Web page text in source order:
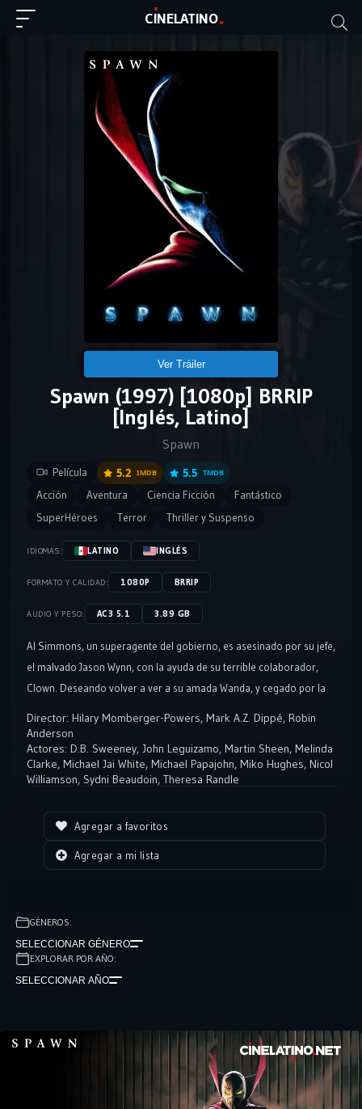
CINELATINO
Ver Tráiler
Spawn (1997) [1080p] BRRIP
[Inglés, Latino]
Spawn
Película 5.2 IMDB 5.5 TMDB
Acción Aventura Ciencia Ficción
Fantástico
SuperHéroes
Terror Thriller y Suspenso
IDIOMAS: LATINO INGLÉS
FORMATO Y CALIDAD: 1080P BRRIP
AUDIO Y PESO: AC3 5.1 3.89 GB
Al Simmons, un superagente del gobierno, es asesinado por su jefe,
el malvado Jason Wynn, con la ayuda de su terrible colaborador,
Clown. Deseando volver a ver a su amada Wanda, y cegado por la
Director: Hilary Momberger-Powers, Mark A.Z. Dippé, Robin
Anderson
Actores: D.B. Sweeney, John Leguizamo, Martin Sheen, Melinda
Clarke, Michael Jai White, Michael Papajohn, Miko Hughes, Nicol
Williamson, Sydni Beaudoin, Theresa Randle
Agregar a favoritos
Agregar a mi lista
GÉNEROS:
SELECCIONAR GÉNERO
EXPLORAR POR AÑO:
SELECCIONAR AÑO